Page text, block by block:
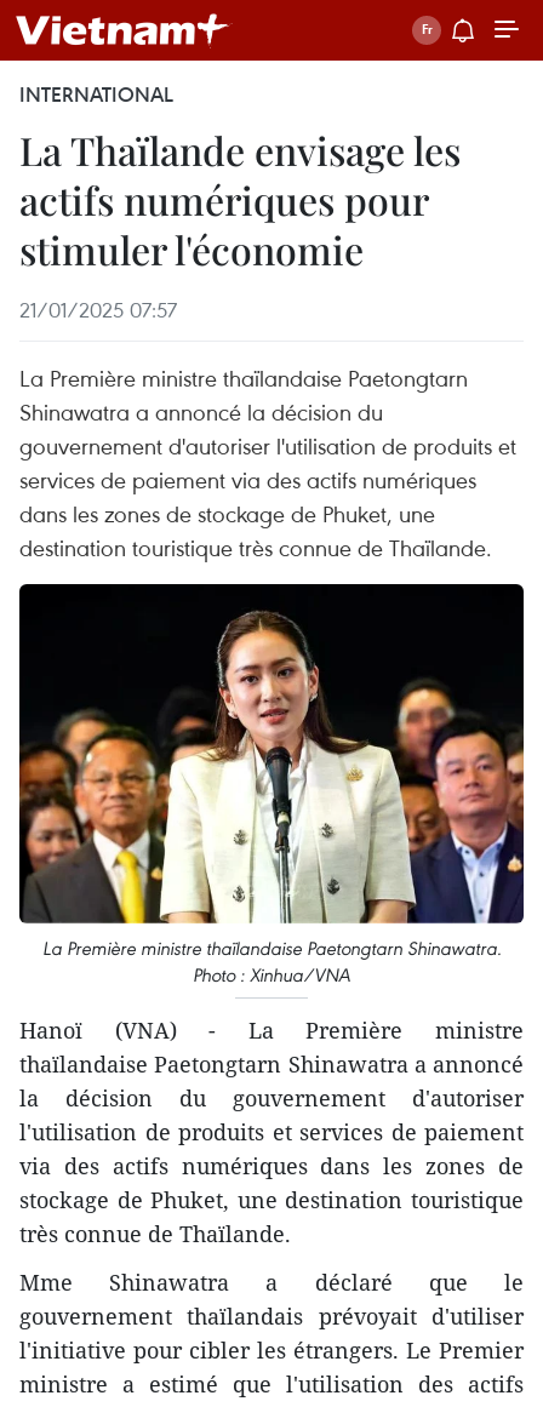
INTERNATIONAL
La Thaïlande envisage les
actifs numériques pour
stimuler l'économie
21/01/2025 07:57
La Première ministre thaïlandaise Paetongtarn
Shinawatra a annoncé la décision du
gouvernement d'autoriser l'utilisation de produits et
services de paiement via des actifs numériques
dans les zones de stockage de Phuket, une
destination touristique très connue de Thaïlande.
La Première ministre thaïlandaise Paetongtarn Shinawatra.
Photo : Xinhua/VNA
Hanoï (VNA) - La Première ministre
thaïlandaise Paetongtarn Shinawatra a annoncé
la décision du gouvernement d'autoriser
l'utilisation de produits et services de paiement
via des actifs numériques dans les zones de
stockage de Phuket, une destination touristique
très connue de Thaïlande.
Mme Shinawatra a déclaré que le
gouvernement thaïlandais prévoyait d'utiliser
l'initiative pour cibler les étrangers. Le Premier
ministre a estimé que l'utilisation des actifs